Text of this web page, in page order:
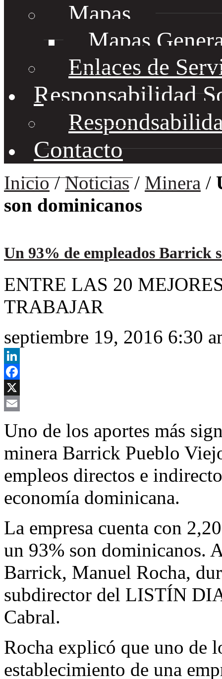
Mapas
Mapas
Enlaces de
Responsabilidad
Contacto
Inicio/Noticias/ Minera /
son dominicanos
Un 93% de empleados Barrick
ENTRE LAS 20
TRABAJAR
septiembre 19, 2016 6:30
LinkedIn
Facebook
X
Uno de los aportes más
minera Barrick Pueblo
empleos directos e
economía dominicana.
La empresa cuenta con
un 93% son dominicanos.
Barrick, Manuel Rocha,
subdirector del LISTÍN
Cabral.
Rocha explicó que uno de
establecimiento de una